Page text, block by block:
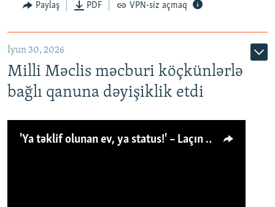
Paylaş PDF VPN-siz açmaq
İyun 30, 2026
Milli Məclis məcburi köçkünlərlə
bağlı qanuna dəyişiklik etdi
'Ya təklif olunan ev, ya status!' – Laçın köçkünü: 'Laçından başqa heç hara!'